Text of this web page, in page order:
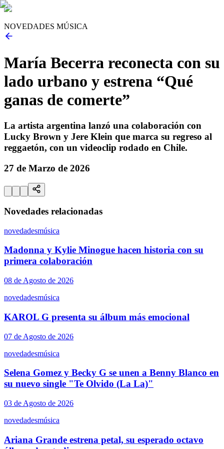
NOVEDADES MÚSICA
María Becerra reconecta con su
lado urbano y estrena “Qué
ganas de comerte”
La artista argentina lanzó una colaboración con
Lucky Brown y Jere Klein que marca su regreso al
reggaetón, con un videoclip rodado en Chile.
27 de Marzo de 2026
Novedades relacionadas
novedadesmúsica
Madonna y Kylie Minogue hacen historia con su
primera colaboración
08 de Agosto de 2026
novedadesmúsica
KAROL G presenta su álbum más emocional
07 de Agosto de 2026
novedadesmúsica
Selena Gomez y Becky G se unen a Benny Blanco en
su nuevo single "Te Olvido (La La)"
03 de Agosto de 2026
novedadesmúsica
Ariana Grande estrena petal, su esperado octavo